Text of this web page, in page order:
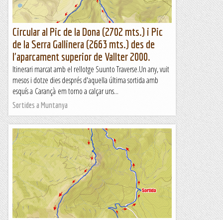
Circular al Pic de la Dona (2702 mts.) i Pic
de la Serra Gallinera (2663 mts.) des de
l'aparcament superior de Vallter 2000.
Itinerari marcat amb el rellotge Suunto Traverse.Un any, vuit
mesos i dotze dies després d'aquella última sortida amb
esquís a Carançà em torno a calçar uns...
Sortides a Muntanya